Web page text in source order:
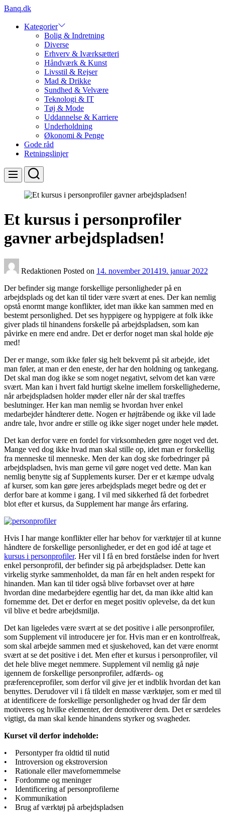
Skip
content
Banq.dk
Kategorier
Bolig & Indretning
Diverse
Erhverv & Iværksætteri
Håndværk & Kunst
Livsstil & Rejser
Mad & Drikke
Sundhed & Velvære
Teknologi & IT
Tøj & Mode
Uddannelse & Karriere
Underholdning
Økonomi & Penge
Gode råd
Retningslinjer
Menu Search
Et kursus i personprofiler
gavner arbejdspladsen!
Redaktionen Posted on 14. november 201419. januar 2022
Der befinder sig mange forskellige personligheder på en
arbejdsplads og det kan til tider være svært at enes. Der kan nemlig
opstå enormt mange konflikter, idet man ikke kan sammen med en
bestemt personlighed. Det ses hyppigere og hyppigere at folk ikke
giver plads til hinandens forskelle på arbejdspladsen, som kan
påvirke en mere end andre. Det er derfor noget man skal holde øje
med!
Der er mange, som ikke føler sig helt bekvemt på sit arbejde, idet
man føler, at man er den eneste, der har den holdning og tankegang.
Det skal man dog ikke se som noget negativt, selvom det kan være
svært. Man kan i hvert fald hurtigt skelne imellem forskellighederne,
når arbejdspladsen holder møder eller når der skal træffes
beslutninger. Her kan man nemlig se hvordan hver enkel
medarbejder håndterer dette. Nogen er højtråbende og ikke vil lade
andre tale, hvor andre er stille og ikke siger noget under hele mødet.
Det kan derfor være en fordel for virksomheden gøre noget ved det.
Mange ved dog ikke hvad man skal stille op, idet man er forskellig
fra menneske til menneske. Men der kan dog ske forbedringer på
arbejdspladsen, hvis man gerne vil gøre noget ved dette. Man kan
nemlig benytte sig af Supplements kurser. Der er et kæmpe udvalg
af kurser, som kan gøre jeres arbejdsplads meget bedre og det er
derfor bare at komme i gang. I vil med sikkerhed få det forbedret
blot efter et kursus, da Supplement har mange års erfaring.
Hvis I har mange konflikter eller har behov for værktøjer til at kunne
håndtere de forskellige personligheder, er det en god idé at tage et
kursus i personprofiler. Her vil I få en bred forståelse inden for hvert
enkel personprofil, der befinder sig på arbejdspladser. Dette kan
virkelig styrke sammenholdet, da man får en helt anden respekt for
hinanden. Man kan til tider også blive forbavset over at høre
hvordan dine medarbejdere egentlig har det, da man ikke altid kan
fornemme det. Det er derfor en meget positiv oplevelse, da det kun
vil blive et bedre arbejdsmiljø.
Det kan ligeledes være svært at se det positive i alle personprofiler,
som Supplement vil introducere jer for. Hvis man er en kontrolfreak,
som skal arbejde sammen med et sjuskehoved, kan det være enormt
svært at se det positive i det. Men efter et kursus i personprofiler, vil
det hele blive meget nemmere. Supplement vil nemlig gå nøje
igennem de forskellige personprofiler, adfærds- og
præferenceprofiler, som derfor vil give jer et indblik hvordan det kan
benyttes. Derudover vil i få tildelt en masse værktøjer, som er med til
at identificere de forskellige personligheder og hvad der får dem
motiveres og hvilke elementer, der demotiverer dem. Det er særdeles
vigtigt, da man skal kende hinandens styrker og svagheder.
Kurset vil derfor indeholde:
• Persontyper fra oldtid til nutid
• Introversion og ekstroversion
• Rationale eller mavefornemmelse
• Fordomme og meninger
• Identificering af personprofilerne
• Kommunikation
• Brug af værktøj på arbejdspladsen